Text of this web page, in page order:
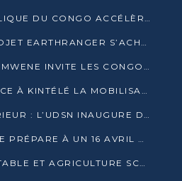
HUAWEI ET LA RÉPUBLIQUE DU CONGO ACCÉLÈRENT LEUR PARTENARIAT
BIODIVERSITÉ : LE PROJET EARTHRANGER S’ACHÈVE, MAIS LES DÉFIS DEMEURENT
LE FAN CLUB KANDZA MWENE INVITE LES CONGOLAIS À UNE FORTE AFFLUENCE AU STADE DE KINTÉLÉ
NINON GOUAMBA LANCE À KINTÉLÉ LA MOBILISATION POUR L’INVESTITURE DR DSN
ENSEIGNEMENT SUPÉRIEUR : L’UDSN INAUGURE DES LABORATOIRES POUR BOOSTER LA FORMATION PRATIQUE
LA « VAGUE BLEUE » SE PRÉPARE À UN 16 AVRIL HISTORIQUE
LE CRS ALLIE EAU POTABLE ET AGRICULTURE SCOLAIRE AU CŒUR DE LA TRANSFORMATION DES ÉCOLES RURALES